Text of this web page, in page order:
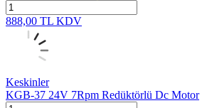
888,00 TL KDV
Keskinler
KGB-37 24V 7Rpm Redüktörlü Dc Motor